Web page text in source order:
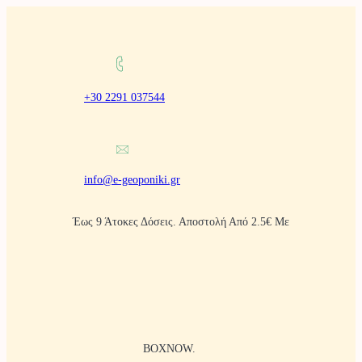
+30 2291 037544
info@e-geoponiki.gr
Έως 9 Άτοκες Δόσεις. Αποστολή Από 2.5€ Με
BOXNOW.